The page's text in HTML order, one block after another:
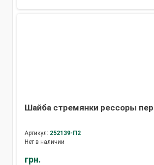
Шайба стремянки рессоры
Артикул: 252139-П2
Нет в наличии
грн.